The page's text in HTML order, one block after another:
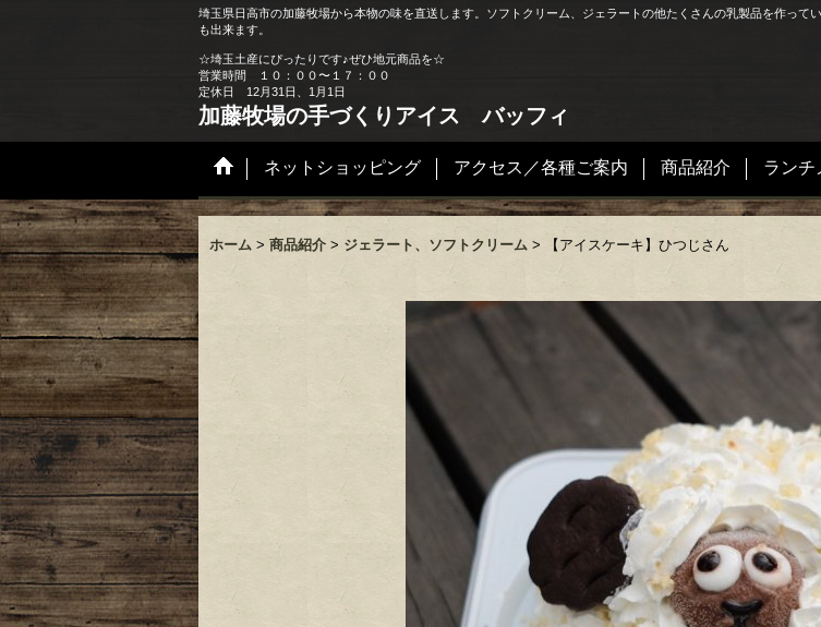
埼玉県日高市の加藤牧場から本物の味を直送します。ソフトクリーム、ジェラートの他たくさんの乳製品を作って
も出来ます。
☆埼玉土産にぴったりです♪ぜひ地元商品を☆
営業時間 １０：００〜１７：００
定休日 12月31日、1月1日
加藤牧場の手づくりアイス バッフィ
ネットショッピング アクセス／各種ご案内 商品紹介 ランチ
ホーム > 商品紹介 > ジェラート、ソフトクリーム > 【アイスケーキ】ひつじさん